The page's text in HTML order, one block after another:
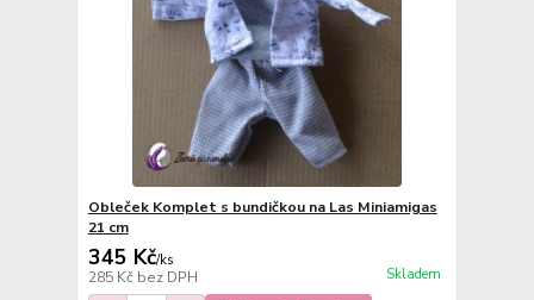
Obleček Komplet s bundičkou na Las Miniamigas
21 cm
345 Kč/ks
285 Kč bez DPH Skladem